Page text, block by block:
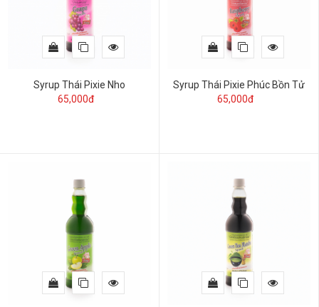
Syrup Thái Pixie Nho
65,000đ
Syrup Thái Pixie Phúc Bồn Tử
65,000đ